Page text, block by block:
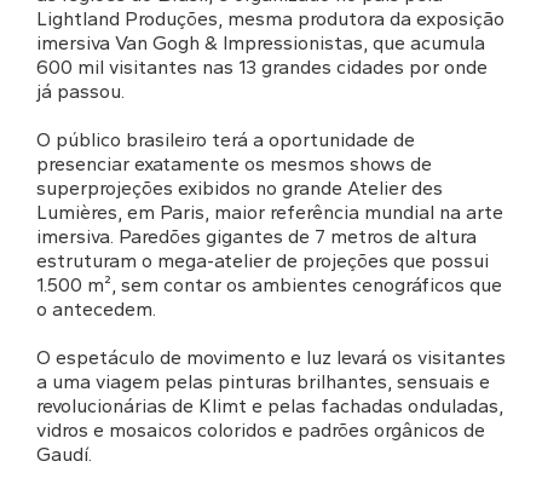
Lightland Produções, mesma produtora da exposição
imersiva Van Gogh & Impressionistas, que acumula
600 mil visitantes nas 13 grandes cidades por onde
já passou.
O público brasileiro terá a oportunidade de
presenciar exatamente os mesmos shows de
superprojeções exibidos no grande Atelier des
Lumières, em Paris, maior referência mundial na arte
imersiva. Paredões gigantes de 7 metros de altura
estruturam o mega-atelier de projeções que possui
1.500 m², sem contar os ambientes cenográficos que
o antecedem.
O espetáculo de movimento e luz levará os visitantes
a uma viagem pelas pinturas brilhantes, sensuais e
revolucionárias de Klimt e pelas fachadas onduladas,
vidros e mosaicos coloridos e padrões orgânicos de
Gaudí.